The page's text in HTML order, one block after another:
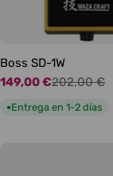
Boss SD-1W
Precio
de
149,00 €
Precio
habitual
202,00 €
●Entrega en 1-2 días